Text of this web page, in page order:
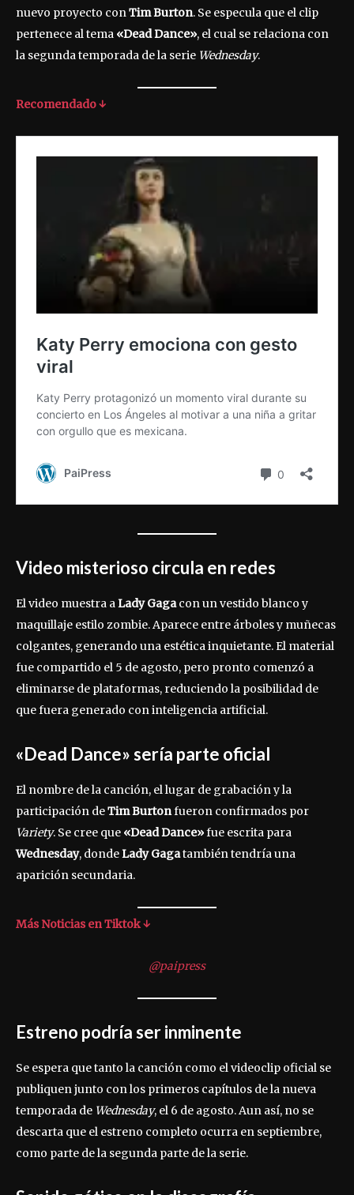
nuevo proyecto conTim Burton. Se especula que el clip
pertenece al tema «Dead Dance», el cual se relaciona con
la segunda temporada de la serie Wednesday.
Recomendado ↓
Video misterioso circula en redes
El video muestra aLady Gagacon un vestido blanco y
maquillaje estilo zombie. Aparece entre árboles y muñecas
colgantes, generando una estética inquietante. El material
fue compartido el 5 de agosto, pero pronto comenzó a
eliminarse de plataformas, reduciendo la posibilidad de
que fuera generado con inteligencia artificial.
«Dead Dance» sería parte oficial
El nombre de la canción, el lugar de grabación y la
participación deTim Burtonfueron confirmados por
Variety. Se cree que «Dead Dance»fue escrita para
Wednesday, dondeLady Gagatambién tendría una
aparición secundaria.
Más Noticias en Tiktok ↓
@paipress
Estreno podría ser inminente
Se espera que tanto la canción como el videoclip oficial se
publiquen junto con los primeros capítulos de la nueva
temporada de Wednesday, el 6 de agosto. Aun así, no se
descarta que el estreno completo ocurra en septiembre,
como parte de la segunda parte de la serie.